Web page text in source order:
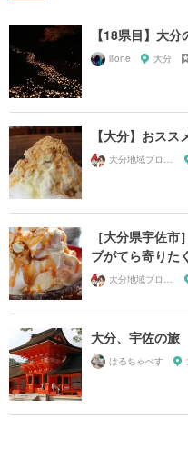
【18県目】大
lilone 大分
【大分】おス
［大分県宇佐
ブがてら寄りた
大分、宇佐の旅
はるちゃぺす